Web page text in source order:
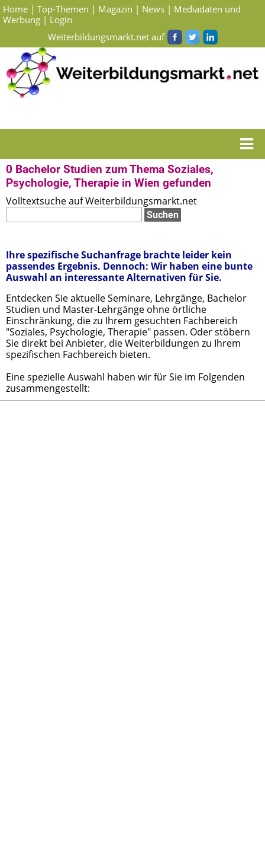
Home | Top-Themen | Magazin | News | Mediadaten und
Werbung | Login
Weiterbildungsmarkt.net auf
0 Bachelor Studien zum Thema Soziales,
Psychologie, Therapie in Wien gefunden
Volltextsuche auf Weiterbildungsmarkt.net
Ihre spezifische Suchanfrage brachte leider kein
passendes Ergebnis. Dennoch: Wir haben eine bunte
Auswahl an interessante Alternativen für Sie.
Entdecken Sie aktuelle Seminare, Lehrgänge, Bachelor
Studien und Master-Lehrgänge ohne örtliche
Einschränkung, die zu Ihrem gesuchten Fachbereich
"Soziales, Psychologie, Therapie" passen. Oder stöbern
Sie direkt bei Anbieter, die Weiterbildungen zu Ihrem
spezifischen Fachbereich bieten.
Eine spezielle Auswahl haben wir für Sie im Folgenden
zusammengestellt: